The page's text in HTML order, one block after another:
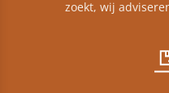
zoekt, wij